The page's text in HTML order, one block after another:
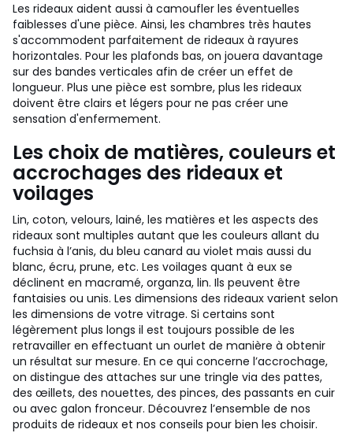
Les rideaux aident aussi à camoufler les éventuelles
faiblesses d'une pièce. Ainsi, les chambres très hautes
s'accommodent parfaitement de rideaux à rayures
horizontales. Pour les plafonds bas, on jouera davantage
sur des bandes verticales afin de créer un effet de
longueur. Plus une pièce est sombre, plus les rideaux
doivent être clairs et légers pour ne pas créer une
sensation d'enfermement.
Les choix de matières, couleurs et
accrochages des rideaux et
voilages
Lin, coton, velours, lainé, les matières et les aspects des
rideaux sont multiples autant que les couleurs allant du
fuchsia à l’anis, du bleu canard au violet mais aussi du
blanc, écru, prune, etc. Les voilages quant à eux se
déclinent en macramé, organza, lin. Ils peuvent être
fantaisies ou unis. Les dimensions des rideaux varient selon
les dimensions de votre vitrage. Si certains sont
légèrement plus longs il est toujours possible de les
retravailler en effectuant un ourlet de manière à obtenir
un résultat sur mesure. En ce qui concerne l’accrochage,
on distingue des attaches sur une tringle via des pattes,
des œillets, des nouettes, des pinces, des passants en cuir
ou avec galon fronceur. Découvrez l’ensemble de nos
produits de rideaux et nos conseils pour bien les choisir.